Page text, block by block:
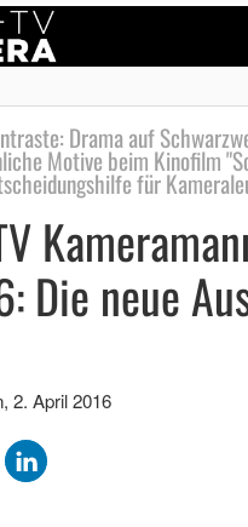
Drama auf
Motive beim Kinofilm
für
Die neue
, 2. April 2016